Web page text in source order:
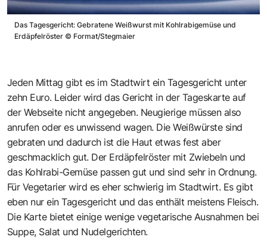
Das Tagesgericht: Gebratene Weißwurst mit Kohlrabigemüse und
Erdäpfelröster © Format/Stegmaier
Jeden Mittag gibt es im Stadtwirt ein Tagesgericht unter
zehn Euro. Leider wird das Gericht in der Tageskarte auf
der Webseite nicht angegeben. Neugierige müssen also
anrufen oder es unwissend wagen. Die Weißwürste sind
gebraten und dadurch ist die Haut etwas fest aber
geschmacklich gut. Der Erdäpfelröster mit Zwiebeln und
das Kohlrabi-Gemüse passen gut und sind sehr in Ordnung.
Für Vegetarier wird es eher schwierig im Stadtwirt. Es gibt
eben nur ein Tagesgericht und das enthält meistens Fleisch.
Die Karte bietet einige wenige vegetarische Ausnahmen bei
Suppe, Salat und Nudelgerichten.